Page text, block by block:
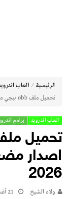
الرئيسية ⁄ العاب
تحميل ملف obb ببجي موبايل اخر اصدار مضغوط 32 بت من ميديا فير 2026
العاب اندرويد برامج
2026
ولاء الشيخ 21 أغسطس، 2025